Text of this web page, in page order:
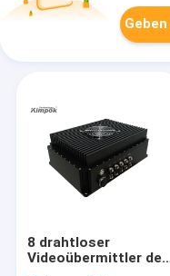
8 drahtloser
Videoübermittler der